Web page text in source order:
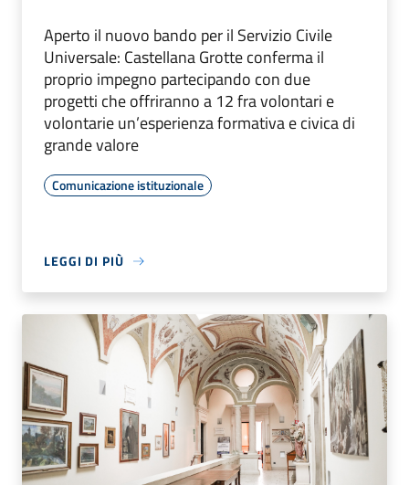
Aperto il nuovo bando per il Servizio Civile
Universale: Castellana Grotte conferma il
proprio impegno partecipando con due
progetti che offriranno a 12 fra volontari e
volontarie un’esperienza formativa e civica di
grande valore
Comunicazione istituzionale
LEGGI DI PIÙ